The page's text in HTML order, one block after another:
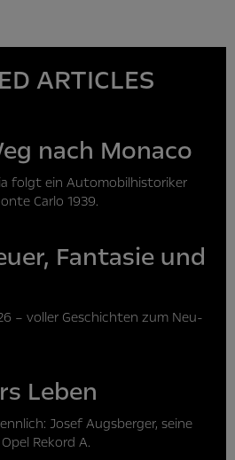
ARTICLES
nach Monaco
folgt ein Automobilhistoriker
Carlo 1939.
Fantasie und
– voller Geschichten zum Neu-
Leben
Josef Augsberger, seine
Rekord A.